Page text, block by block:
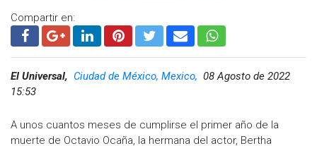
Compartir en:
El Universal, Ciudad de México, Mexico, 08 Agosto de 2022
15:53
A unos cuantos meses de cumplirse el primer año de la
muerte de Octavio Ocaña, la hermana del actor, Bertha